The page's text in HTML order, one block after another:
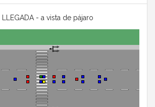
LLEGADA - a vista de pájaro